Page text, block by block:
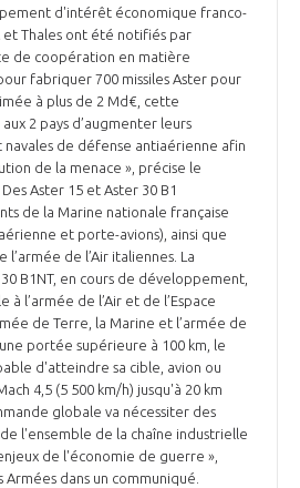
d'intérêt économique franco-
et Thales ont été notifiés par
de coopération en matière
fabriquer 700 missiles Aster pour
à plus de 2 Md€, cette
2 pays d’augmenter leurs
de défense antiaérienne afin
de la menace », précise le
Aster 15 et Aster 30 B1
de la Marine nationale française
et porte-avions), ainsi que
de l’Air italiennes. La
B1NT, en cours de développement,
l’armée de l’Air et de l’Espace
de Terre, la Marine et l’armée de
portée supérieure à 100 km, le
d'atteindre sa cible, avion ou
4,5 (5 500 km/h) jusqu'à 20 km
globale va nécessiter des
l'ensemble de la chaîne industrielle
de l'économie de guerre »,
dans un communiqué.